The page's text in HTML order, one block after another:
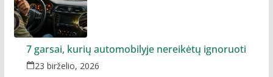
7 garsai, kurių automobilyje nereikėtų ignoruoti
23 birželio, 2026